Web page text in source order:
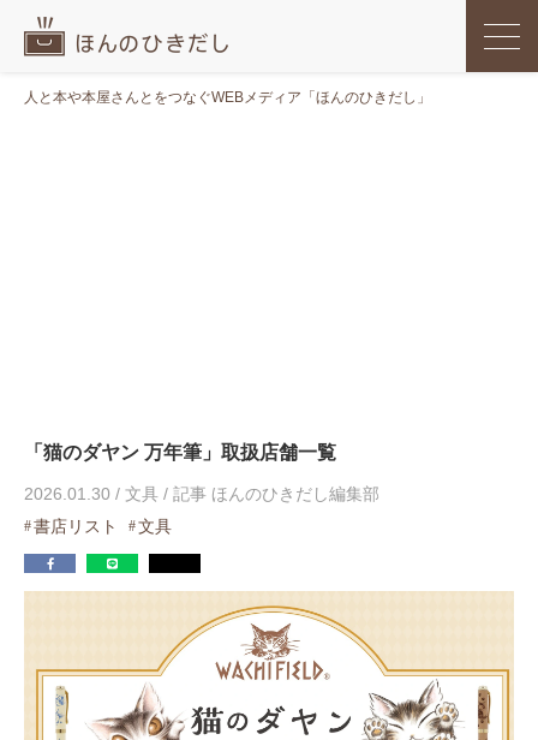
人と本や本屋さんとをつなぐWEBメディア「ほんのひきだし」
「猫のダヤン 万年筆」取扱店舗一覧
2026.01.30 / 文具 / 記事 ほんのひきだし編集部
書店リスト
文具